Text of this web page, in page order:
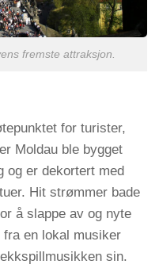
fremste attraksjon.
for turister,
Moldau ble bygget
og er dekortert med
Hit strømmer bade
å slappe av og nyte
fra en lokal musiker
sin.